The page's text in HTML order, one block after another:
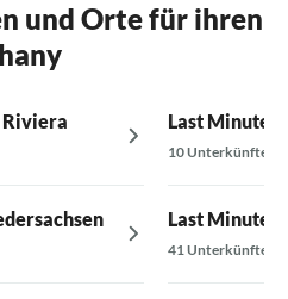
und Orte für ihren
Riviera Last Minute
10 Unterkünfte
Last Minute
41 Unterkünfte